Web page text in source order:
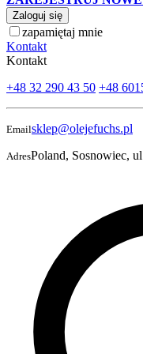
Zaloguj się
zapamiętaj mnie
Kontakt
Kontakt
+48 32 290 43 50 +48
Emailsklep@olejefuchs.pl
AdresPoland, Sosnowiec,